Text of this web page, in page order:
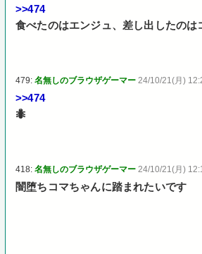
>>474
食べたのはエンジュ、差し出したのは
479:名無しのブラウザゲーマー 24/10/21(月)
>>474
🐜
418:名無しのブラウザゲーマー 24/10/21(月)
闇堕ちコマちゃんに踏まれたいです